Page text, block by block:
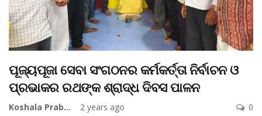
ପୂଜ୍ୟପୂଜା ସେବା ସଂଗଠନର କର୍ମକର୍ତ୍ତା ନିର୍ବାଚନ ଓ
ପ୍ରଭାକର ରଥଙ୍କ ଶ୍ରାଦ୍ଧ ଦିବସ ପାଳନ
Koshala Prabaha 2 years ago 0